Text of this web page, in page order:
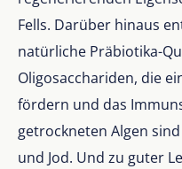
Fells. Darüber hinaus
natürliche Präbiotika-
Oligosacchariden, die
fördern und das
getrockneten Algen
und Jod. Und zu guter